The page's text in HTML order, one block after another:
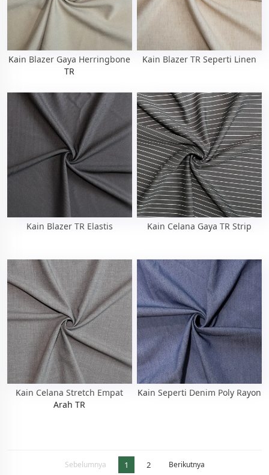
Kain Blazer Gaya Herringbone
TR
Kain Blazer TR Seperti Linen
Kain Blazer TR Elastis Kain Celana Gaya TR Strip
Kain Celana Stretch Empat
Arah TR
Kain Seperti Denim Poly Rayon
Sebelumnya 1 2 Berikutnya